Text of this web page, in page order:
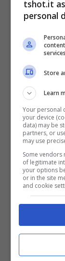
La Juve
potesse
possibile
da quel
L’esterno
richiesto
Sambagué
sempre e
Weah
Juve:
tshot.it
personal
Store
Learn
Your personal
your device
data) may be
partners, or
may use
Some
of legitimate
your options
or in the site
and cookie